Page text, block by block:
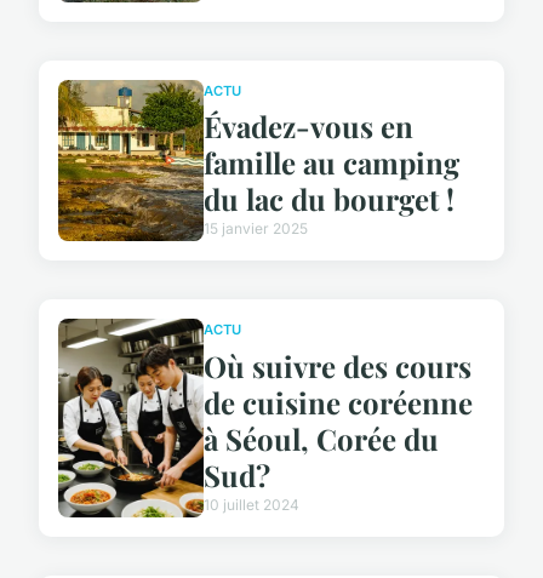
ACTU
Évadez-vous en
famille au camping
du lac du bourget !
15 janvier 2025
ACTU
Où suivre des cours
de cuisine coréenne
à Séoul, Corée du
Sud?
10 juillet 2024